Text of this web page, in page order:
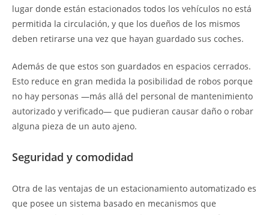
lugar donde están estacionados todos los vehículos no está
permitida la circulación, y que los dueños de los mismos
deben retirarse una vez que hayan guardado sus coches.
Además de que estos son guardados en espacios cerrados.
Esto reduce en gran medida la posibilidad de robos porque
no hay personas —más allá del personal de mantenimiento
autorizado y verificado— que pudieran causar daño o robar
alguna pieza de un auto ajeno.
Seguridad y comodidad
Otra de las ventajas de un estacionamiento automatizado es
que posee un sistema basado en mecanismos que